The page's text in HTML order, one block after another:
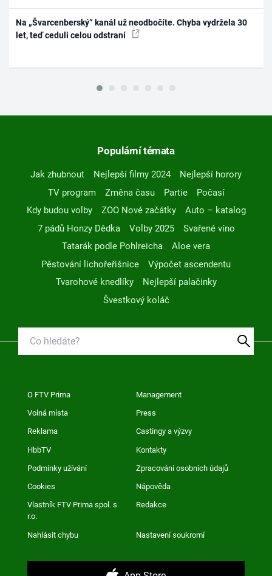
Na „Švarcenberský“ kanál už neodbočíte. Chyba vydržela 30
let, teď ceduli celou odstraní
Populární témata
Jak zhubnout Nejlepší filmy 2024
Nejlepší horory
TV program
Změna času Partie
Počasí
Kdy budou volby
ZOO Nové začátky
Auto – katalog
7 pádů Honzy Dědka
Volby 2025
Svařené víno
Tatarák podle Pohlreicha
Aloe vera
Pěstování lichořeřišnice
Výpočet ascendentu
Tvarohové knedlíky
Nejlepší palačinky
Švestkový koláč
O FTV Prima Management
Volná místa Press
Reklama Castingy a výzvy
HbbTV Kontakty
Podmínky užívání Zpracování osobních údajů
Cookies Nápověda
Vlastník FTV Prima spol. s
r.o.
Redakce
Nahlásit chybu Nastavení soukromí